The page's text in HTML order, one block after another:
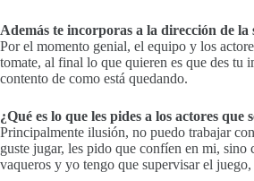
Además te incorporas a la dirección de la
Por el momento genial, el equipo y los
tomate, al final lo que quieren es que des tu
contento de como está quedando.
¿Qué es lo que les pides a los actores
Principalmente ilusión, no puedo trabajar
guste jugar, les pido que confíen en mi,
vaqueros y yo tengo que supervisar el